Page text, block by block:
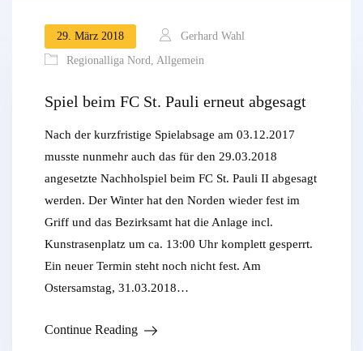
29. März 2018
Gerhard Wahl
Regionalliga Nord
Allgemein
Spiel beim FC St. Pauli erneut abgesagt
Nach der kurzfristige Spielabsage am 03.12.2017
musste nunmehr auch das für den 29.03.2018
angesetzte Nachholspiel beim FC St. Pauli II abgesagt
werden. Der Winter hat den Norden wieder fest im
Griff und das Bezirksamt hat die Anlage incl.
Kunstrasenplatz um ca. 13:00 Uhr komplett gesperrt.
Ein neuer Termin steht noch nicht fest. Am
Ostersamstag, 31.03.2018…
Continue Reading